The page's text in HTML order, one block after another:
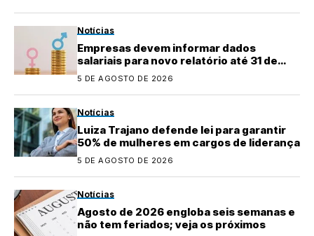
Notícias
Empresas devem informar dados
salariais para novo relatório até 31 de
agosto
5 DE AGOSTO DE 2026
Notícias
Luiza Trajano defende lei para garantir
50% de mulheres em cargos de liderança
5 DE AGOSTO DE 2026
Notícias
Agosto de 2026 engloba seis semanas e
não tem feriados; veja os próximos